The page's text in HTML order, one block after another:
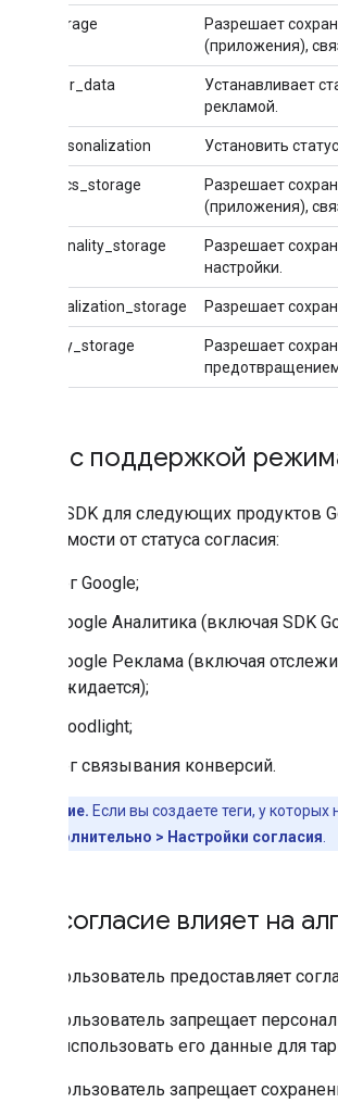
ad_storage
Разрешает
(приложения),
ad_user_data
Устанавливает
рекламой.
ad_personalization Установить
analytics_storage
Разрешает
(приложения),
functionality_storage
Разрешает
настройки.
personalization_storage Разрешает
security_storage
Разрешает
Теги с поддержкой
Теги и SDK для следующих
зависимости от статуса согласия:
тег Google;
Google Аналитика (включая SDK
Google Реклама (включая
ожидается);
Floodlight;
тег связывания конверсий.
Примечание. Если вы создаете теги, у
Дополнительно > Настройки согласия
Как согласие влияет на
Если пользователь предоставляет
Если пользователь запрещает
могут использовать его данные для
Если пользователь запрещает